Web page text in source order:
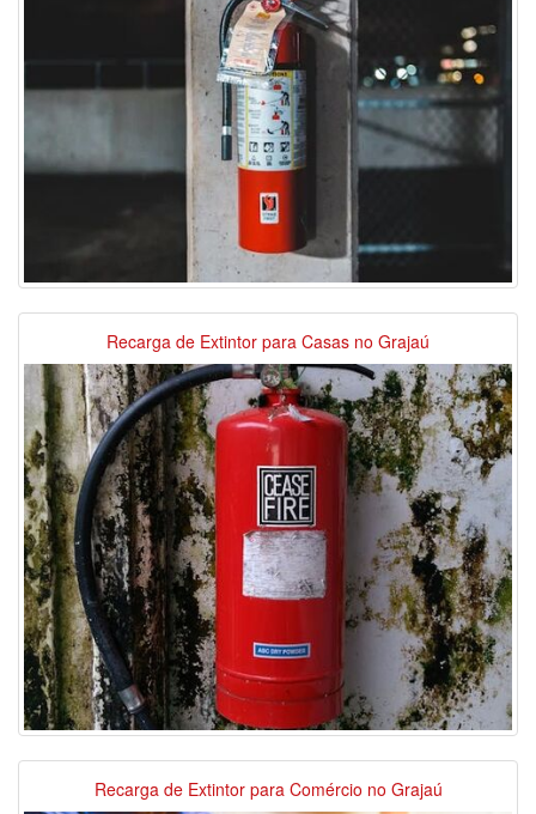
Recarga de Extintor para Casas no Grajaú
Recarga de Extintor para Comércio no Grajaú